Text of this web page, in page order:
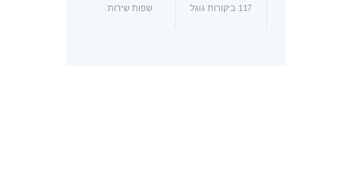
117 ביקורות גוגל שפות שירות